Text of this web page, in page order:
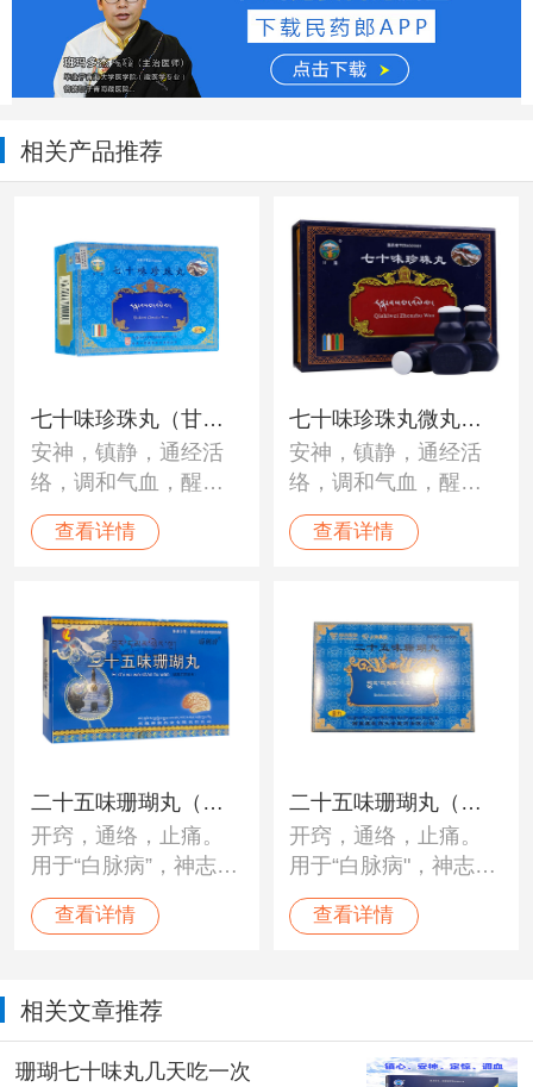
相关产品推荐
七十味珍珠丸（甘
露）
安神，镇静，通经活
络，调和气血，醒脑
开窍。用于“黑白脉
病”、“龙血”不调；中
脑震荡、心脏病、高
血压及神经性障碍。
查看详情
七十味珍珠丸微丸
（甘露）
安神，镇静，通经活
络，调和气血，醒脑
开窍。用于“黑白脉
病”、“龙血”不调；中
脑震荡、心脏病、高
血压及神经性障碍。
查看详情
二十五味珊瑚丸（神
猴）
开窍，通络，止痛。
用于“白脉病”，神志不
清，身体麻木，头昏
目眩，脑部疼痛，血
痛。
查看详情
二十五味珊瑚丸（太
极）
开窍，通络，止痛。
用于“白脉病"，神志不
清，身体麻木，头昏
目眩，脑部疼痛，血
查看详情
相关文章推荐
珊瑚七十味丸几天吃一次